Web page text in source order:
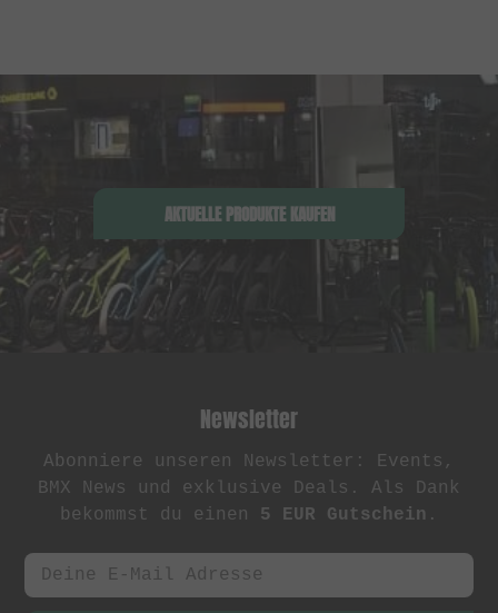
AKTUELLE PRODUKTE KAUFEN
Newsletter
Abonniere unseren Newsletter: Events,
BMX News und exklusive Deals. Als Dank
bekommst du einen 5 EUR Gutschein .